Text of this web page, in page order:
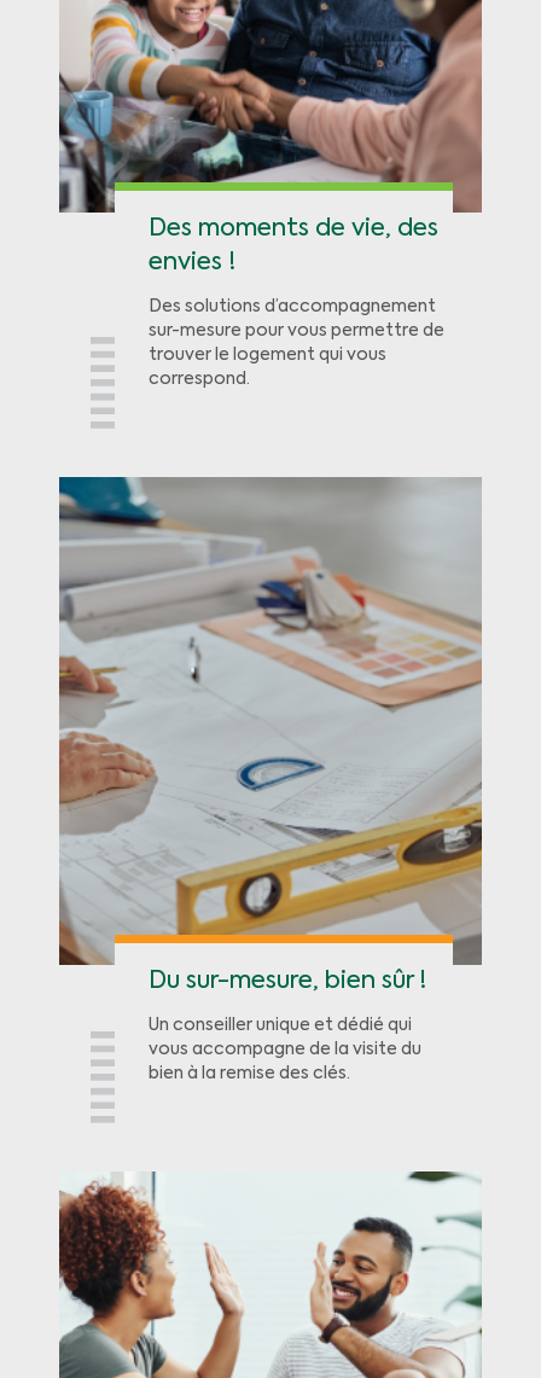
Des moments de vie, des
envies !
Des solutions d’accompagnement
sur-mesure pour vous permettre de
trouver le logement qui vous
correspond.
Du sur-mesure, bien sûr !
Un conseiller unique et dédié qui
vous accompagne de la visite du
bien à la remise des clés.